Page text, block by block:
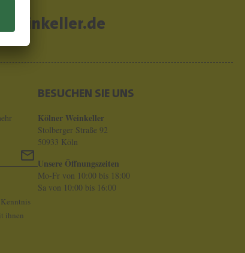
weinkeller.de
ihnen
BESUCHEN SIE UNS
Kölner Weinkeller
Stolberger Straße 92
50933 Köln
Unsere Öffnungszeiten
Mo-Fr von 10:00 bis 18:00
Sa von 10:00 bis 16:00